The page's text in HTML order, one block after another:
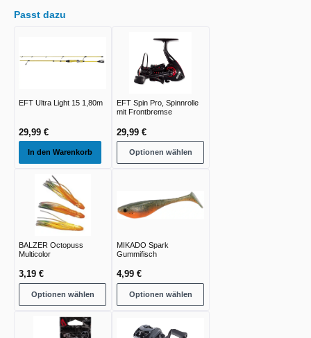
Passt dazu
EFT Ultra Light 15 1,80m
29,99 €
In den Warenkorb
EFT Spin Pro, Spinnrolle
mit Frontbremse
29,99 €
Optionen wählen
BALZER Octopuss
Multicolor
3,19 €
Optionen wählen
MIKADO Spark
Gummifisch
4,99 €
Optionen wählen